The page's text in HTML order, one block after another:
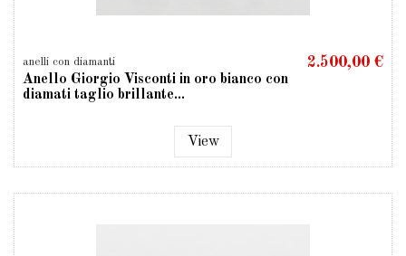
anelli con diamanti
Anello Giorgio Visconti in oro bianco con
diamati taglio brillante...
2.500,00 €
View